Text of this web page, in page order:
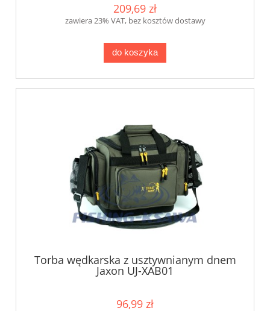
209,69 zł
zawiera 23% VAT, bez kosztów dostawy
do koszyka
Torba wędkarska z usztywnianym dnem
Jaxon UJ-XAB01
96,99 zł